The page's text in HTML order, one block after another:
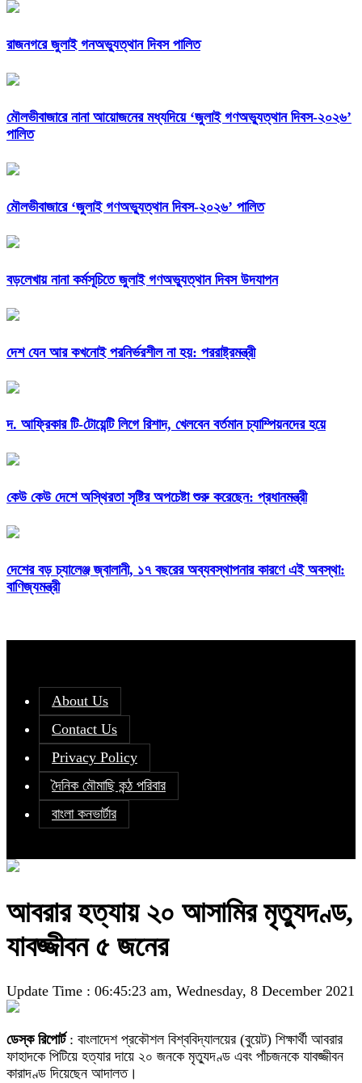
রাজনগরে জুলাই গনঅভ্যুত্থান দিবস পালিত
মৌলভীবাজারে নানা আয়োজনের মধ্যদিয়ে ‘জুলাই গণঅভ্যুত্থান দিবস-২০২৬’
পালিত
মৌলভীবাজারে ‘জুলাই গণঅভ্যুত্থান দিবস-২০২৬’ পালিত
বড়লেখায় নানা কর্মসূচিতে জুলাই গণঅভ্যুত্থান দিবস উদযাপন
দেশ যেন আর কখনোই পরনির্ভরশীল না হয়: পররাষ্ট্রমন্ত্রী
দ. আফ্রিকার টি-টোয়েন্টি লিগে রিশাদ, খেলবেন বর্তমান চ্যাম্পিয়নদের হয়ে
কেউ কেউ দেশে অস্থিরতা সৃষ্টির অপচেষ্টা শুরু করেছেন: প্রধানমন্ত্রী
দেশের বড় চ্যালেঞ্জ জ্বালানী, ১৭ বছরের অব্যবস্থাপনার কারণে এই অবস্থা:
বাণিজ্যমন্ত্রী
About Us
Contact Us
Privacy Policy
দৈনিক মৌমাছি কন্ঠ পরিবার
বাংলা কনভার্টার
আবরার হত্যায় ২০ আসামির মৃত্যুদণ্ড,
যাবজ্জীবন ৫ জনের
Update Time : 06:45:23 am, Wednesday, 8 December 2021
ডেস্ক রিপোর্ট: বাংলাদেশ প্রকৌশল বিশ্ববিদ্যালয়ের (বুয়েট) শিক্ষার্থী আবরার
ফাহাদকে পিটিয়ে হত্যার দায়ে ২০ জনকে মৃত্যুদণ্ড এবং পাঁচজনকে যাবজ্জীবন
কারাদণ্ড দিয়েছেন আদালত।